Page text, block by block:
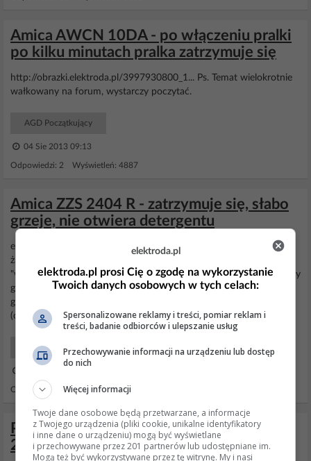
Amica AWCN 10DA - po włączeniu pralki
po kilku minutach pralka zatrzymuje się
http://obrazki.elektroda.pl/3997930800_1... Ps. Temat wielokrotnie
wałkowany na forum, wystarczy poczytać.
AGD Początkujący
04 Sie 2013 09:13
Odpowiedzi: 2 Wyświetleń: 4887
Amica ZZS 2404 R - zatrzymuje się, słabo
grzeje, nie otwiera detergentu
ewentualnie przekaźników pod panelem sterowania? Tu nie ma
żadnych przekaźników. Grzałkę masz dobrą, a jedynie może być
"wybity" - rozłączony termostat na dole (pod dnem) zabezpieczający
grzałkę. Dochodzą do niego dwa grube przewody szeregowo na
grzałkę i musi mieć "przejście". Termostat ma dwa obwody bo drugi
(cienkie przewody) załącza silniczek programatora...
AGD Zmywarki
Odpowiedzi: 7 Wyświetleń: 1911
Pralka Amica PA 510 - Zatrzymuje się po
20 min, świeci kontrolka gotowa 3 razy
elektroda.pl
elektroda.pl prosi Cię o zgodę na wykorzystanie
Twoich danych osobowych w tych celach:
Spersonalizowane reklamy i treści, pomiar reklam i
treści, badanie odbiorców i ulepszanie usług
Przechowywanie informacji na urządzeniu lub dostęp
do nich
Więcej informacji
Twoje dane osobowe będą przetwarzane, a informacje
z Twojego urządzenia (pliki cookie, unikalne identyfikatory
i inne dane o urządzeniu) mogą być wyświetlane
i przechowywane przez 201 partnerów lub udostępniane im.
Mogą też być wykorzystywane przez tę witrynę. My i nasi